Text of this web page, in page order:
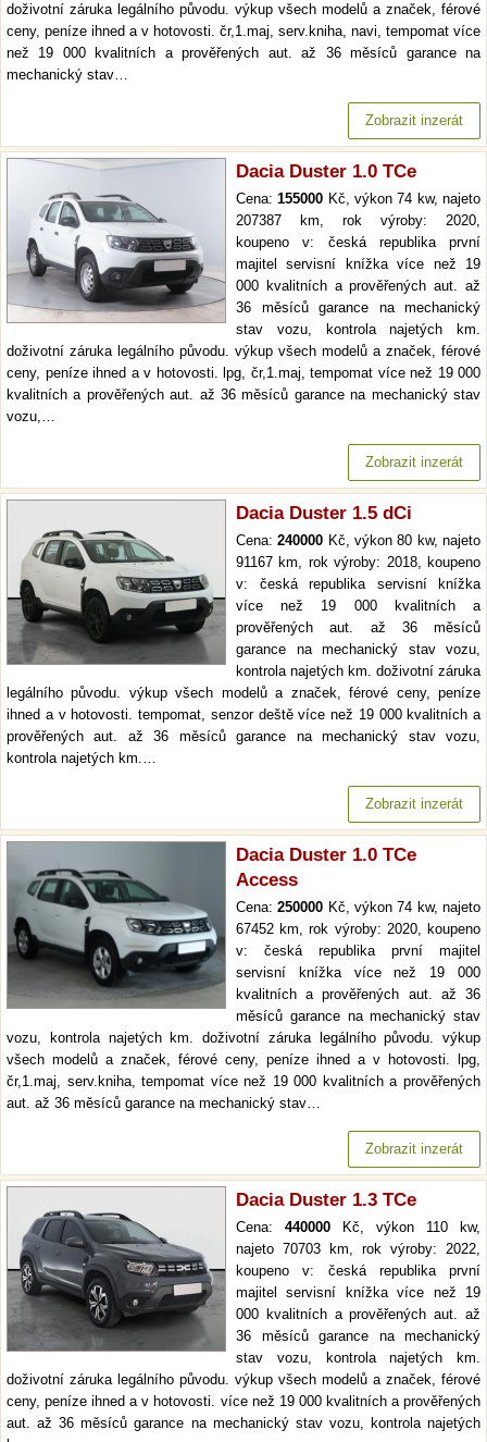
doživotní záruka legálního původu. výkup všech modelů a značek, férové
ceny, peníze ihned a v hotovosti. čr,1.maj, serv.kniha, navi, tempomat více
než 19 000 kvalitních a prověřených aut. až 36 měsíců garance na
mechanický stav…
Zobrazit inzerát
Dacia Duster 1.0 TCe
Cena:155000 Kč, výkon 74 kw, najeto
207387 km, rok výroby: 2020,
koupeno v: česká republika první
majitel servisní knížka více než 19
000 kvalitních a prověřených aut. až
36 měsíců garance na mechanický
stav vozu, kontrola najetých km.
doživotní záruka legálního původu. výkup všech modelů a značek, férové
ceny, peníze ihned a v hotovosti. lpg, čr,1.maj, tempomat více než 19 000
kvalitních a prověřených aut. až 36 měsíců garance na mechanický stav
vozu,…
Zobrazit inzerát
Dacia Duster 1.5 dCi
Cena:240000 Kč, výkon 80 kw, najeto
91167 km, rok výroby: 2018, koupeno
v: česká republika servisní knížka
více než 19 000 kvalitních a
prověřených aut. až 36 měsíců
garance na mechanický stav vozu,
kontrola najetých km. doživotní záruka
legálního původu. výkup všech modelů a značek, férové ceny, peníze
ihned a v hotovosti. tempomat, senzor deště více než 19 000 kvalitních a
prověřených aut. až 36 měsíců garance na mechanický stav vozu,
kontrola najetých km.…
Zobrazit inzerát
Dacia Duster 1.0 TCe
Access
Cena:250000 Kč, výkon 74 kw, najeto
67452 km, rok výroby: 2020, koupeno
v: česká republika první majitel
servisní knížka více než 19 000
kvalitních a prověřených aut. až 36
měsíců garance na mechanický stav
vozu, kontrola najetých km. doživotní záruka legálního původu. výkup
všech modelů a značek, férové ceny, peníze ihned a v hotovosti. lpg,
čr,1.maj, serv.kniha, tempomat více než 19 000 kvalitních a prověřených
aut. až 36 měsíců garance na mechanický stav…
Zobrazit inzerát
Dacia Duster 1.3 TCe
Cena: 440000 Kč, výkon 110 kw,
najeto 70703 km, rok výroby: 2022,
koupeno v: česká republika první
majitel servisní knížka více než 19
000 kvalitních a prověřených aut. až
36 měsíců garance na mechanický
stav vozu, kontrola najetých km.
doživotní záruka legálního původu. výkup všech modelů a značek, férové
ceny, peníze ihned a v hotovosti. více než 19 000 kvalitních a prověřených
aut. až 36 měsíců garance na mechanický stav vozu, kontrola najetých